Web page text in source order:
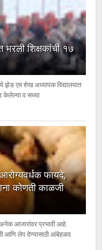
भरली शिक्षकांची १७
झेड एम शेख अध्यापक विद्यालयात
केलेल्या व सध्या
फायदे;
कोणती काळजी
अनेक आजारांवर प्रभावी आहे.
आणि लेप देण्यासाठी आंबेहळद